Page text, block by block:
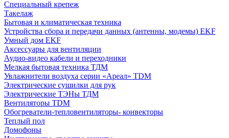
Специальный крепеж
Такелаж
Бытовая и климатическая техника
Устройства сбора и передачи данных (антенны, модемы) EKF
Умный дом EKF
Аксессуары для вентиляции
Аудио-видео кабели и переходники
Мелкая бытовая техника ТДМ
Увлажнители воздуха серии «Ареал» TDM
Электрические сушилки для рук
Электрические ТЭНы ТДМ
Вентиляторы TDM
Обогреватели-тепловентиляторы- конвекторы
Теплый пол
Домофоны